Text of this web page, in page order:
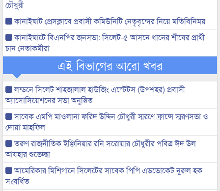
চৌধুরী
কানাইঘাট প্রেসক্লাবে প্রবাসী কমিউনিটি নেতৃবৃন্দের নিয়ে মতিবিনিময়
কানাইঘাটে বিএনপির জনসভা: সিলেট-৫ আসনে ধানের শীষের প্রার্থী
চান নেতাকর্মীরা
এই বিভাগের আরো খবর
লন্ডনে সিলেট শাহজালাল হাউজিং এস্টেটস (উপশহর) প্রবাসী
অ্যাসোসিয়েশনের সভা অনুষ্ঠিত
সাবেক এমপি মাওলানা ফরিদ উদ্দিন চৌধুরী স্মরণে ফ্রান্সে স্মরণসভা ও
দোয়া মাহফিল
তরুণ রাজনীতিক ইঞ্জিনিয়ার রনি সরোয়ার চৌধুরীর পবিত্র ঈদ উল
আযহার শুভেচ্ছা
আমেরিকার মিশিগানে সিলেটের সাবেক পিপি এডভোকেট নুরুল হক
সংবর্ধিত